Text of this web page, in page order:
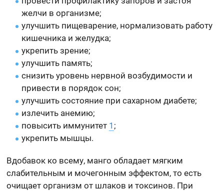
желчи в организме;
улучшить пищеварение, нормализовать работу
кишечника и желудка;
укрепить зрение;
улучшить память;
снизить уровень нервной возбудимости и
привести в порядок сон;
улучшить состояние при сахарном диабете;
излечить анемию;
повысить иммунитет 1 ;
укрепить мышцы.
Вдобавок ко всему, манго обладает мягким
слабительным и мочегонным эффектом, то есть
очищает организм от шлаков и токсинов. При